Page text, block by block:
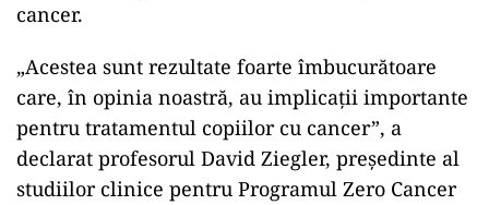
cancer.
„Acestea sunt rezultate foarte îmbucurătoare
care, în opinia noastră, au implicaţii importante
pentru tratamentul copiilor cu cancer”, a
declarat profesorul David Ziegler, preşedinte al
studiilor clinice pentru Programul Zero Cancer